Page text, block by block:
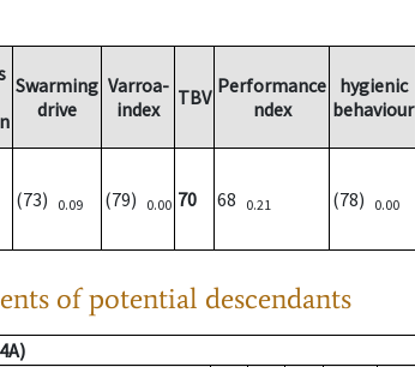
Swarming
drive
Varroa-
index
TBV Performance
ndex
hygienic
behaviour
(73) 0.09 (79) 0.00 70 68 0.21 (78) 0.00
of potential descendants